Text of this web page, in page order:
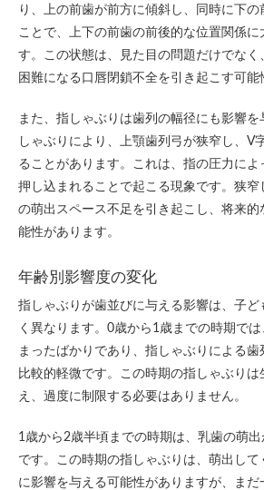
り、上の前歯が前方に傾斜し、同時に下
ことで、上下の前歯の前後的な位置関係に
す。この状態は、見た目の問題だけでな
困難になる口唇閉鎖不全を引き起こす可能
また、指しゃぶりは歯列の幅径にも影響
しゃぶりにより、上顎歯列弓が狭窄し、V
ることがあります。これは、指の圧力によ
押し込まれることで起こる現象です。狭
の萌出スペース不足を引き起こし、将来
能性があります。
年齢別影響度の変化
指しゃぶりが歯並びに与える影響は、子ど
く異なります。0歳から1歳までの時期で
まったばかりであり、指しゃぶりによる
比較的軽微です。この時期の指しゃぶりは
え、過度に制限する必要はありません。
1歳から2歳半頃までの時期は、乳歯の萌
です。この時期の指しゃぶりは、萌出して
に影響を与える可能性がありますが、まだ